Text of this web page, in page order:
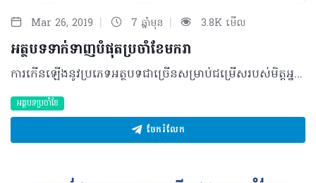
Mar 26, 2019 | 7 ឆ្នាំមុន | 3.8K មើល
អត្ថបទទាក់ទាញបំផុតប្រចាំខែមករា
ការកើនឡើងនូវប្រភេទអត្ថបទជាច្រើនសម្រាប់ជម្រើសរបស់មិត្តអ្នកអានទាំងអត្ថបទពីក្រុមអ្នកនិពន្ធក៏ដូចជាអត្ថបទដែលមានការចូលរួមចែករំលែកពីអ្នកប្រកបវិជ្ជាជីវសុខាភិបាល និងសាធារណជន កាន់តែប្លែក និងគួរឲ្យចាប់អារម្មណ៍។ ជាក់ស្តែង សម្រាប់ខែមករានេះ សង្កេតឃើញថាកំណើននៃការចូលអានអត្ថបទច្រើនទ្វេដង ហើយប្រភេទអត្ថបទ៣ដែលមានភាពទាក់ទាញបំផុត រួមមាន៖ ១. ការត្រៀមខ្លួនមុនពេលចាប់ផ្តើមមានផ្ទៃពោះ ការចាប់ផ្តើមបង្កើតគ្រួសារដ៏តូចមួយមិនមែនជារឿងងាយស្រួល ហើយធ្វើបានភ្លាមៗនោះទេ។ អនាគតមាតាបិតា ឬមាតាបិតាគ្រប់រូបត្រូវធ្វើការត្រៀមខ្លួនក្នុងរយៈពេលកំណត់មួយតាមការណែនាំ។ បើតាមការលើកឡើងរបស់វេជ្ជបណ្ឌិត យូ ម៉ូលីន ឯកទេសសម្ភព និងរោគស្ត្រីនៃមជ្ឈមណ្ឌលជាតិគាំពារមាតា និងទារក ការត្រៀមខ្លួនចាប់ផ្តើមមានផ្ទៃពោះស្ត្រីគ្រប់រូបត្រូវត្រួតពិនិត្យរាងកាយ ឬធ្វើតេស្តនានា និងទទួលទានសារធាតុបំប៉នបន្ថែមឲ្យបានគ្រប់គ្រាន់... ចង់ដឹងថាតេស្ត និងសារធាតុបំប៉នណាខ្លះសូមអានបន្ថែម៖ http://healthtime.tips/library/article/1827 ២. តើខ្ញុំមានជំងឺប្រកាំងឬ? បុរសអាយុ២៣ឆ្នាំម្នាក់តែងមានអាការៈឈឺក្បាល គេងមិនសូវលក់ និងហេវហត់ ជាខ្លាំង ហើយតែងតែស្វែងរកការព្យាបាលដោយការប្រើថ្នាំឈឺក្បាល ឬផ្តាសាយ។ គាត់ឆ្ងល់អំពីអាការៈនេះ មិនដឹងត្រូវព្យាបាលបែបណាទើបមានប្រសិទ្ធភាព និងសង្ស័យថាជាជំងឺប្រកាំង។ ករណីនេះត្រូវបានបកស្រាយយ៉ាងក្បោះក្បាយពីសាស្ត្រាចារ្យ វេជ្ជបណ្ឌិត ជុំ ណាវុធ ឯកទេសប្រព័ន្ធសរសៃប្រសាទសរសៃឈាមខួរក្បាល នាយផ្នែកសរសៃប្រសាទខួរក្បាលា នៃមន្ទីរពេទ្យមិត្តភាពខ្មែរ-សូវៀត.. ចង់ដឹងថាជាករណីអ្វីឲ្យពិតប្រាកដ សូមចូលទៅកាន់៖ http://healthtime.tips/library/article/1819 ៣. វិធីសាស្ត្រជួយអ្នកឲ្យសម្រេចក្តីប្រាថ្នាដោយជោគជ័យសម្រាប់ឆ្នាំថ្មី បំណងប្រាថ្នាឆ្នាំថ្មី ដែលគ្រប់គ្នាតែងនិយាយថា New Year Resolution គឺជាបំណងប្រាថ្នាដែលយើងចង់ធ្វើវាយូរហើយ តែធ្វើមិនបាន ឬមិនបានធ្វើតែម្តង។ វាអាចជាបំណងដែលសល់ពីឆ្នាំចាស់ ឬបំណងថ្មីៗទើបនឹងកើតក្នុងចិត្តយើងគ្រប់គ្នា ប៉ុន្តែសួរថាវាសំខាន់អត់? គួរតែមានឬអត់? ចម្លើយគឺវាអាស្រ័យលើខ្លួនអ្នកហ្នឹងហើយ... ប្រសិនអ្នកមិនច្បាស់ ឬចង់សម្រេចក្តីប្រាថ្នាទាំងនោះតំណភ្ជាប់នេះនឹងជួយអ្នកបាន៖ http://healthtime.tips/library/article/1818 ©2019 រក្សាសិទ្ធិគ្រប់យ៉ាង​ដោយ Healthtime Corporation ចំពោះគ្រប់អត្ថបទដោយគ្មានផ្នែកណាមួយត្រូវបោះពុម្ពផ្សាយចូល ប្រព័ន្ធអ៊ីនធឺណែតឧបករណ៍អេឡិចត្រូនិកអាត់ជាសំឡេងឬថតចំលងគ្រប់រូបភាពដោយគ្មានការអនុញ្ញាតឡើយ
អត្ថបទប្រចាំខែ
ចែករំលែក